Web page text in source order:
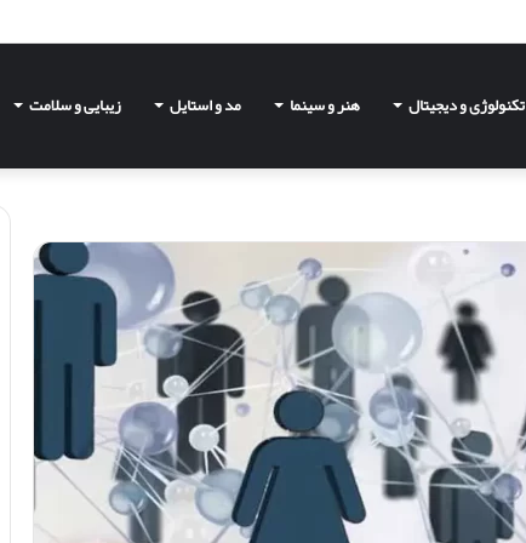
تکنولوژی و دیجیتال هنر و سینما مد و استایل زیبایی و سلامت